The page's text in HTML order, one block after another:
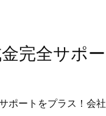
完全サポ
ポートをプラス！会